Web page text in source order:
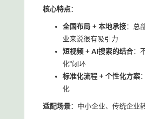
核心特点：
全国布局 + 本地承接：总
业来说很有吸引力
短视频 + AI搜索的结合：
化"闭环
标准化流程 + 个性化方案
化
适配场景：中小企业、传统企业